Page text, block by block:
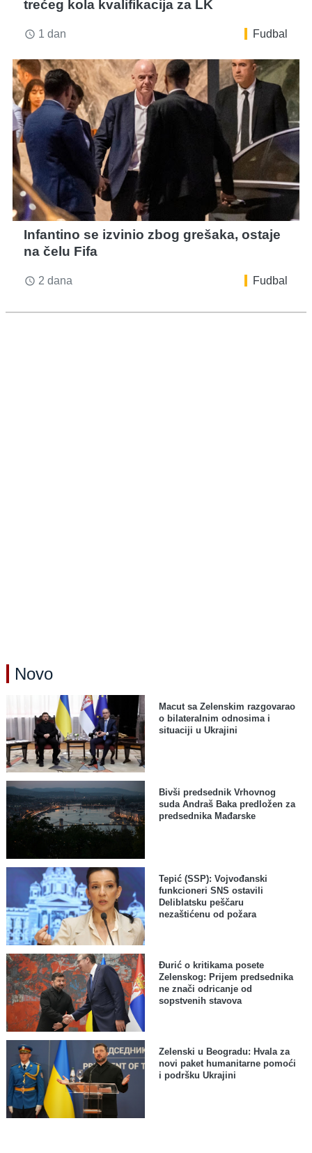
trećeg kola kvalifikacija za LK
access_time 1 dan Fudbal
Infantino se izvinio zbog grešaka, ostaje
na čelu Fifa
access_time 2 dana Fudbal
Novo
Macut sa Zelenskim razgovarao
o bilateralnim odnosima i
situaciji u Ukrajini
Bivši predsednik Vrhovnog
suda Andraš Baka predložen za
predsednika Mađarske
Tepić (SSP): Vojvođanski
funkcioneri SNS ostavili
Deliblatsku peščaru
nezaštićenu od požara
Đurić o kritikama posete
Zelenskog: Prijem predsednika
ne znači odricanje od
sopstvenih stavova
Zelenski u Beogradu: Hvala za
novi paket humanitarne pomoći
i podršku Ukrajini